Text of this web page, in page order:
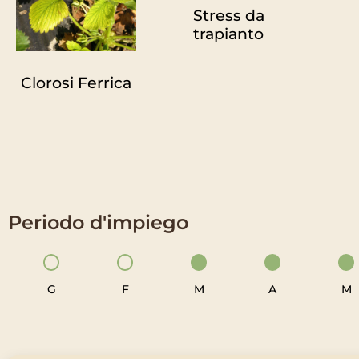
Clorosi Ferrica
Stress da
trapianto
Periodo d'impiego
G F M A M